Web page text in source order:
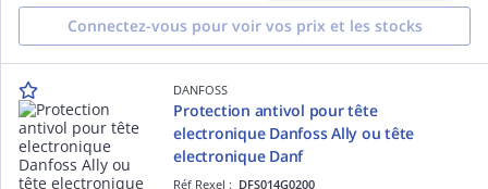
Connectez-vous pour voir vos prix et les stocks
DANFOSS
Protection antivol pour tête
electronique Danfoss Ally ou tête
electronique Danf
Réf Rexel : DFS014G0200